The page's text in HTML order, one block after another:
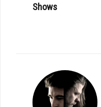
Shows